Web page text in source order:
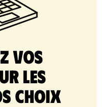
vos
les
choix